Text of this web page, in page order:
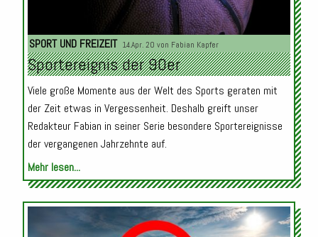
SPORT UND FREIZEIT 14.Apr. 20 von Fabian Kapfer
Sportereignis der 90er
Viele große Momente aus der Welt des Sports geraten mit
der Zeit etwas in Vergessenheit. Deshalb greift unser
Redakteur Fabian in seiner Serie besondere Sportereignisse
der vergangenen Jahrzehnte auf.
Mehr lesen...
Audio-
Player